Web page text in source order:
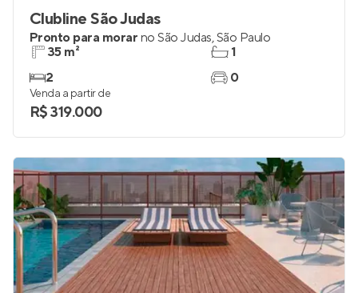
Clubline São Judas
Pronto para morar no São Judas,São Paulo
35 m²
2
1
0
Venda a partir de
R$ 319.000